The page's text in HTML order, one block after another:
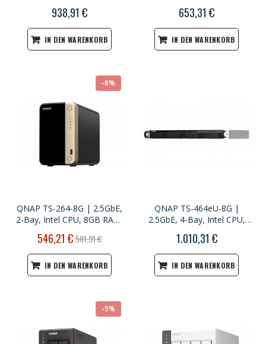
NAS
938,91 €
IN DEN WARENKORB
653,31 €
IN DEN WARENKORB
-6%
QNAP TS-264-8G | 2.5GbE,
2-Bay, Intel CPU, 8GB RAM,
NAS
Sonderpreis
546,21 €581,91 €
IN DEN WARENKORB
QNAP TS-464eU-8G |
2.5GbE, 4-Bay, Intel CPU,
short-depth Rackmount
1.010,31 €
IN DEN WARENKORB
-5%